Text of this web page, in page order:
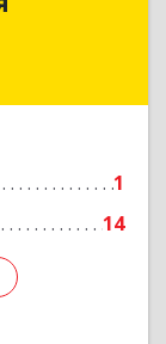
1
14
Подробнее